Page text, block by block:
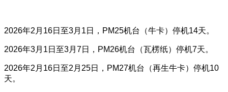
2026年2月16日至3月1日，PM25机台（牛卡）停机14天。
2026年3月1日至3月7日，PM26机台（瓦楞纸）停机7天。
2026年2月16日至2月25日，PM27机台（再生牛卡）停机10
天。